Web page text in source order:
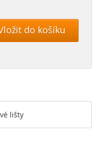
do košíku
lišty